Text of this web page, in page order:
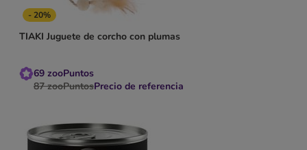
- 20%
TIAKI Juguete de corcho con plumas
69 zooPuntos
87 zooPuntosPrecio de referencia